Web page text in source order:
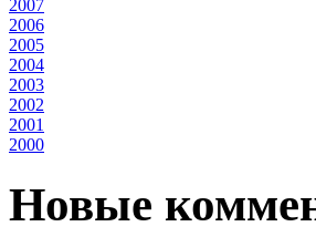
2007
2006
2005
2004
2003
2002
2001
2000
Новые